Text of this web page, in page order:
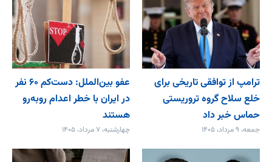
ترامپ از توافقی تاریخی برای
خلع ‌سلاح گروه تروریستی
حماس خبر داد
جمعه، ۹ مرداد، ۱۴۰۵
عفو بین‌الملل: دست‌کم ۶۰ نفر
در ایران با خطر اعدام روبه‌رو
هستند
چهارشنبه، ۷ مرداد، ۱۴۰۵